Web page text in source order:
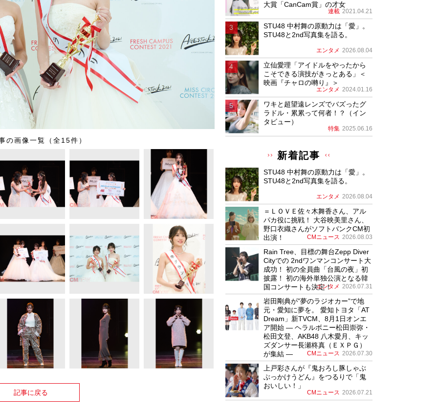
の画像一覧（全15件）
記事に戻る
大賞「CanCam賞」の才女
連載 2021.04.21
STU48 中村舞の原動力は「愛」。
STU48と2nd写真集を語る。
エンタメ 2026.08.04
立仙愛理「アイドルをやったから
こそできる演技がきっとある」＜
映画『チャロの囀り』＞
エンタメ 2024.01.16
ワキと超望遠レンズでバズったグ
ラドル・累累って何者！？（イン
タビュー）
特集 2025.06.16
新着記事
STU48 中村舞の原動力は「愛」。
STU48と2nd写真集を語る。
エンタメ 2026.08.04
＝ＬＯＶＥ佐々木舞香さん、アル
パカ役に挑戦！ 大谷映美里さん、
野口衣織さんがソフトバンクCM初
出演！
CMニュース 2026.08.03
Rain Tree、目標の舞台Zepp Diver
Cityでの 2ndワンマンコンサート大
成功！ 初の全員曲「台風の夜」初
披露！ 初の海外単独公演となる韓
国コンサートも決定！
エンタメ 2026.07.31
岩田剛典が”夢のラジオカー”で地
元・愛知に夢を。 愛知トヨタ「AT
Dream」新TVCM、8月1日オンエ
ア開始 ― ヘラルボニー松田崇弥・
松田文登、AKB48 八木愛月、キッ
ズダンサー長瀬柊真（ＥＸＰＧ）
が集結 ―
CMニュース 2026.07.30
上戸彩さんが『鬼おろし豚しゃぶ
ぶっかけうどん』をつるりで「鬼
おいしい！」
CMニュース 2026.07.21